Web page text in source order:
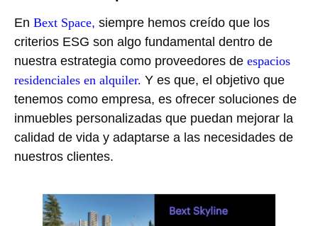
En Bext Space, siempre hemos creído que los
criterios ESG son algo fundamental dentro de
nuestra estrategia como proveedores de espacios
residenciales en alquiler. Y es que, el objetivo que
tenemos como empresa, es ofrecer soluciones de
inmuebles personalizadas que puedan mejorar la
calidad de vida y adaptarse a las necesidades de
nuestros clientes.